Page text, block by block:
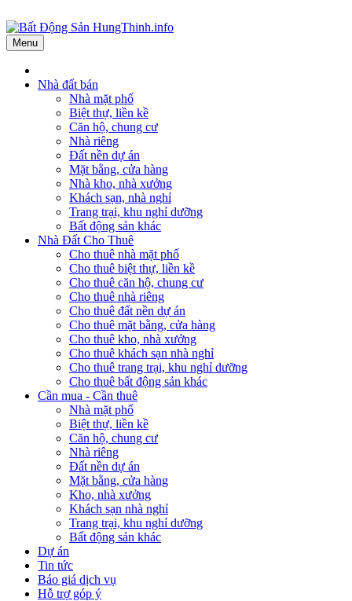
Menu
Nhà đất bán
Nhà mặt phố
Biệt thự, liền kề
Căn hộ, chung cư
Nhà riêng
Đất nền dự án
Mặt bằng, cửa hàng
Nhà kho, nhà xưởng
Khách sạn, nhà nghỉ
Trang trại, khu nghỉ dưỡng
Bất động sản khác
Nhà Đất Cho Thuê
Cho thuê nhà mặt phố
Cho thuê biệt thự, liền kề
Cho thuê căn hộ, chung cư
Cho thuê nhà riêng
Cho thuê đất nền dự án
Cho thuê mặt bằng, cửa hàng
Cho thuê kho, nhà xưởng
Cho thuê khách sạn nhà nghỉ
Cho thuê trang trại, khu nghỉ dưỡng
Cho thuê bất động sản khác
Cần mua - Cần thuê
Nhà mặt phố
Biệt thự, liền kề
Căn hộ, chung cư
Nhà riêng
Đất nền dự án
Mặt bằng, cửa hàng
Kho, nhà xưởng
Khách sạn nhà nghỉ
Trang trại, khu nghỉ dưỡng
Bất động sản khác
Dự án
Tin tức
Báo giá dịch vụ
Hỗ trợ góp ý